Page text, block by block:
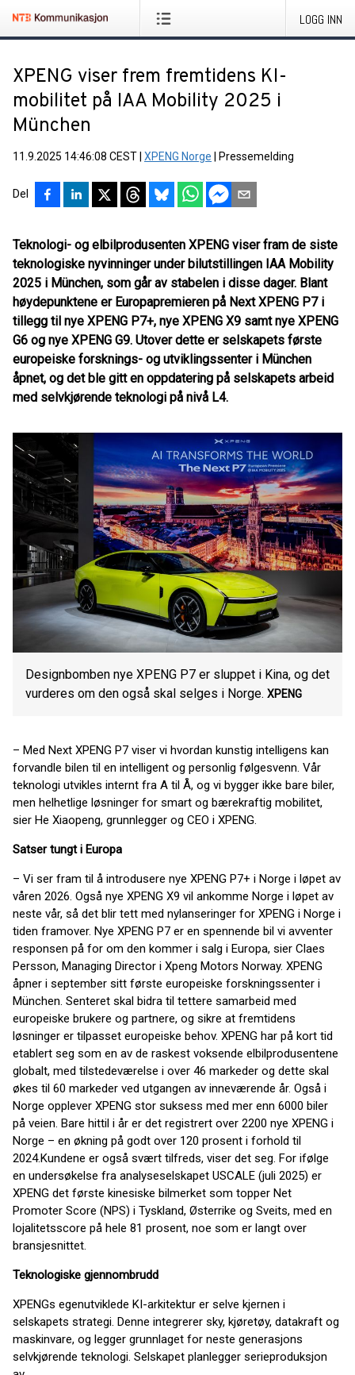
LOGG INN
XPENG viser frem fremtidens KI-
mobilitet på IAA Mobility 2025 i
München
11.9.2025 14:46:08 CEST XPENG Norge Pressemelding
Del
Teknologi- og elbilprodusenten XPENG viser fram de siste
teknologiske nyvinninger under bilutstillingen IAA Mobility
2025 i München, som går av stabelen i disse dager. Blant
høydepunktene er Europapremieren på Next XPENG P7i
tillegg til nye XPENG P7+, nye XPENG X9 samt nye XPENG
G6 og nye XPENG G9. Utover dette er selskapets første
europeiske forsknings- og utviklingssenter i München
åpnet, og det ble gitt en oppdatering på selskapets arbeid
med selvkjørende teknologi på nivå L4.
Designbomben nye XPENG P7 er sluppet i Kina, og det
vurderes om den også skal selges i Norge. XPENG
– Med Next XPENG P7 viser vi hvordan kunstig intelligens kan
forvandle bilen til en intelligent og personlig følgesvenn. Vår
teknologi utvikles internt fra A til Å, og vi bygger ikke bare biler,
men helhetlige løsninger for smart og bærekraftig mobilitet,
sier He Xiaopeng, grunnlegger og CEO i XPENG.
Satser tungt i Europa
– Vi ser fram til å introdusere nye XPENG P7+ i Norge i løpet av
våren 2026. Også nye XPENG X9 vil ankomme Norge i løpet av
neste vår, så det blir tett med nylanseringer for XPENG i Norge i
tiden framover. Nye XPENG P7 er en spennende bil vi avventer
responsen på for om den kommer i salg i Europa, sier Claes
Persson, Managing Director i Xpeng Motors Norway. XPENG
åpner i september sitt første europeiske forskningssenter i
München. Senteret skal bidra til tettere samarbeid med
europeiske brukere og partnere, og sikre at fremtidens
løsninger er tilpasset europeiske behov. XPENG har på kort tid
etablert seg som en av de raskest voksende elbilprodusentene
globalt, med tilstedeværelse i over 46 markeder og dette skal
økes til 60 markeder ved utgangen av inneværende år. Også i
Norge opplever XPENG stor suksess med mer enn 6000 biler
på veien. Bare hittil i år er det registrert over 2200 nye XPENG i
Norge – en økning på godt over 120 prosent i forhold til
2024.Kundene er også svært tilfreds, viser det seg. For ifølge
en undersøkelse fra analyseselskapet USCALE (juli 2025) er
XPENG det første kinesiske bilmerket som topper Net
Promoter Score (NPS) i Tyskland, Østerrike og Sveits, med en
lojalitetsscore på hele 81 prosent, noe som er langt over
bransjesnittet.
Teknologiske gjennombrudd
XPENGs egenutviklede KI-arkitektur er selve kjernen i
selskapets strategi. Denne integrerer sky, kjøretøy, datakraft og
maskinvare, og legger grunnlaget for neste generasjons
selvkjørende teknologi. Selskapet planlegger serieproduksjon